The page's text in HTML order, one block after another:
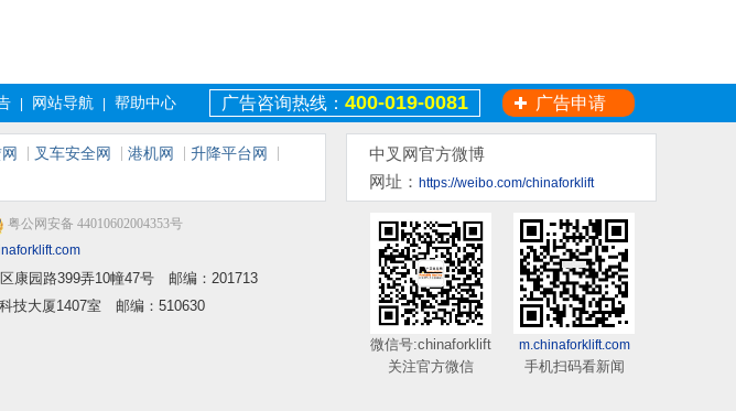
网站导航 帮助中心 广告咨询热线： 400-019-0081 广告申请
叉车安全网 港机网
升降平台网
中叉网官方微博
网址： https://weibo.com/chinaforklift
粤公网安备 44010602004353号
康园路399弄10幢47号 邮编：201713
技大厦1407室 邮编：510630
微信号:chinaforklift
关注官方微信
m.chinaforklift.com
手机扫码看新闻